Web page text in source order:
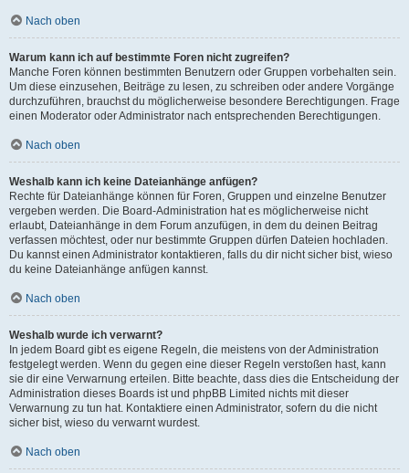
Nach oben
Warum kann ich auf bestimmte Foren nicht zugreifen?
Manche Foren können bestimmten Benutzern oder Gruppen vorbehalten sein.
Um diese einzusehen, Beiträge zu lesen, zu schreiben oder andere Vorgänge
durchzuführen, brauchst du möglicherweise besondere Berechtigungen. Frage
einen Moderator oder Administrator nach entsprechenden Berechtigungen.
Nach oben
Weshalb kann ich keine Dateianhänge anfügen?
Rechte für Dateianhänge können für Foren, Gruppen und einzelne Benutzer
vergeben werden. Die Board-Administration hat es möglicherweise nicht
erlaubt, Dateianhänge in dem Forum anzufügen, in dem du deinen Beitrag
verfassen möchtest, oder nur bestimmte Gruppen dürfen Dateien hochladen.
Du kannst einen Administrator kontaktieren, falls du dir nicht sicher bist, wieso
du keine Dateianhänge anfügen kannst.
Nach oben
Weshalb wurde ich verwarnt?
In jedem Board gibt es eigene Regeln, die meistens von der Administration
festgelegt werden. Wenn du gegen eine dieser Regeln verstoßen hast, kann
sie dir eine Verwarnung erteilen. Bitte beachte, dass dies die Entscheidung der
Administration dieses Boards ist und phpBB Limited nichts mit dieser
Verwarnung zu tun hat. Kontaktiere einen Administrator, sofern du die nicht
sicher bist, wieso du verwarnt wurdest.
Nach oben